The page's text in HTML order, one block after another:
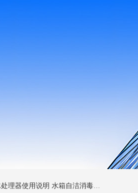
理器使用说明 水箱自洁消毒器 a型全程